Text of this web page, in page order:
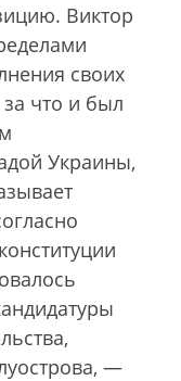
Виктор
своих
за что и был
Украины,
—